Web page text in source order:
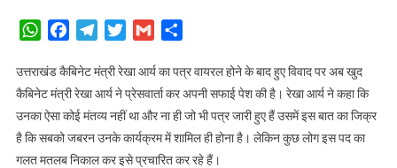
उठे
विवाद
के
WhatsAppFacebookTelegramTwitterGmail
उत्तराखंड कैबिनेट मंत्री रेखा आर्य का पत्र वायरल होने के बाद हुए विवाद पर अब खुद
कैबिनेट मंत्री रेखा आर्य ने प्रेसवार्ता कर अपनी सफाई पेश की है। रेखा आर्य ने कहा कि
उनका ऐसा कोई मंतव्य नहीं था और ना ही जो भी पत्र जारी हुए हैं उसमें इस बात का जिक्र
है कि सबको जबरन उनके कार्यक्रम में शामिल ही होना है। लेकिन कुछ लोग इस पद का
गलत मतलब निकाल कर इसे प्रचारित कर रहे हैं।